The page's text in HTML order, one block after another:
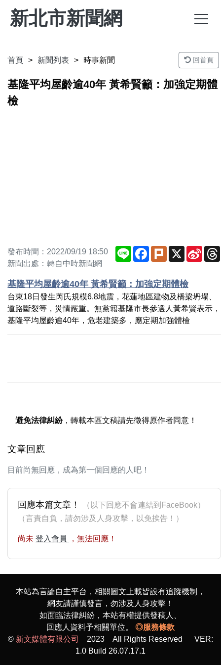
新北市新聞網
首頁 新聞列表 時事新聞 回首頁
基隆平均屋齡逾40年 黃希賢籲：加強定期體
檢
發布時間：2022/09/19 18:50
新聞出處：轉自中時新聞網
Line Facebook
Plurk X
Sina
基隆平均屋齡逾40年 黃希賢籲：加強定期體檢
台東18日發生芮氏規模6.8地震，花蓮地區建物及橋梁坍塌、
道路斷裂等，災情嚴重。無黨籍基隆市長參選人黃希賢表示，
基隆平均屋齡逾40年，危老建築多，應定期加強體檢
避免法律糾紛，轉載本區文稿請先徵得原作者同意！
文章回應
目前尚無回應，成為第一個回應的人吧！
回應本篇文章！
（以下回應不會連結到FaceBook）
（言責自負，請勿涉及人身攻擊，以免挨告！）
尚未 登入會員 ，無法回應！
本站為言論自主平台，相關圖文上載皆設有追蹤機制，
網友請謹慎發言，勿涉及人身攻擊！
如面臨法律糾紛，本站有權提供發稿人、
回應人資料予相關單位。 ◎服務條款
© 新文媒體有限公司
2023 All Rights Reserved VER:
1.0 Build 26.07.17.1